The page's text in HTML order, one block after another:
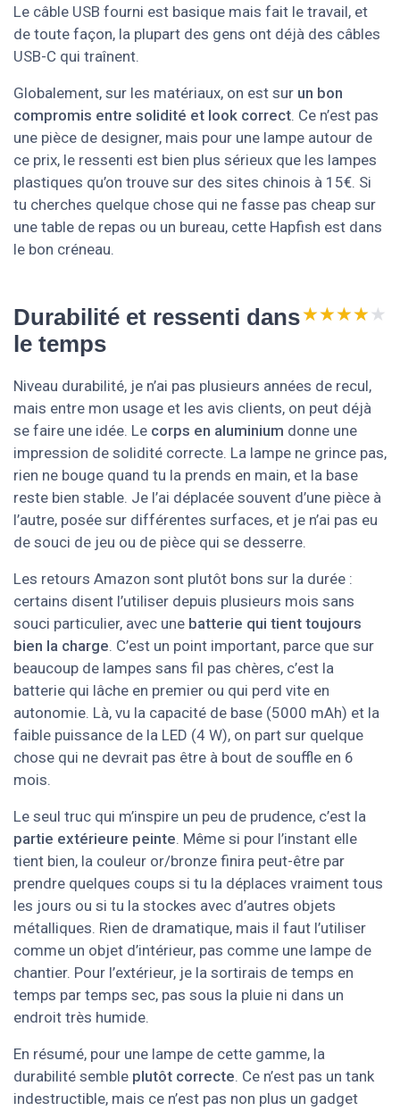
Le câble USB fourni est basique mais fait le travail, et
de toute façon, la plupart des gens ont déjà des câbles
USB-C qui traînent.
Globalement, sur les matériaux, on est sur un bon
compromis entre solidité et look correct. Ce n’est pas
une pièce de designer, mais pour une lampe autour de
ce prix, le ressenti est bien plus sérieux que les lampes
plastiques qu’on trouve sur des sites chinois à 15€. Si
tu cherches quelque chose qui ne fasse pas cheap sur
une table de repas ou un bureau, cette Hapfish est dans
le bon créneau.
Durabilité et ressenti dans
le temps
★★★★★
★★★★★
Niveau durabilité, je n’ai pas plusieurs années de recul,
mais entre mon usage et les avis clients, on peut déjà
se faire une idée. Le corps en aluminium donne une
impression de solidité correcte. La lampe ne grince pas,
rien ne bouge quand tu la prends en main, et la base
reste bien stable. Je l’ai déplacée souvent d’une pièce à
l’autre, posée sur différentes surfaces, et je n’ai pas eu
de souci de jeu ou de pièce qui se desserre.
Les retours Amazon sont plutôt bons sur la durée :
certains disent l’utiliser depuis plusieurs mois sans
souci particulier, avec une batterie qui tient toujours
bien la charge. C’est un point important, parce que sur
beaucoup de lampes sans fil pas chères, c’est la
batterie qui lâche en premier ou qui perd vite en
autonomie. Là, vu la capacité de base (5000 mAh) et la
faible puissance de la LED (4 W), on part sur quelque
chose qui ne devrait pas être à bout de souffle en 6
mois.
Le seul truc qui m’inspire un peu de prudence, c’est la
partie extérieure peinte. Même si pour l’instant elle
tient bien, la couleur or/bronze finira peut-être par
prendre quelques coups si tu la déplaces vraiment tous
les jours ou si tu la stockes avec d’autres objets
métalliques. Rien de dramatique, mais il faut l’utiliser
comme un objet d’intérieur, pas comme une lampe de
chantier. Pour l’extérieur, je la sortirais de temps en
temps par temps sec, pas sous la pluie ni dans un
endroit très humide.
En résumé, pour une lampe de cette gamme, la
durabilité semble plutôt correcte. Ce n’est pas un tank
indestructible, mais ce n’est pas non plus un gadget